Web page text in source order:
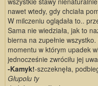
nawet wtedy, gdy chciała
W milczeniu oglądała to..
Sama nie wiedziała, jak to
bierna na zupełnie
momentu w którym upadek
jednocześnie zwróciłu jej
-Kamyk!-szczeknęła,
Głupolu ty